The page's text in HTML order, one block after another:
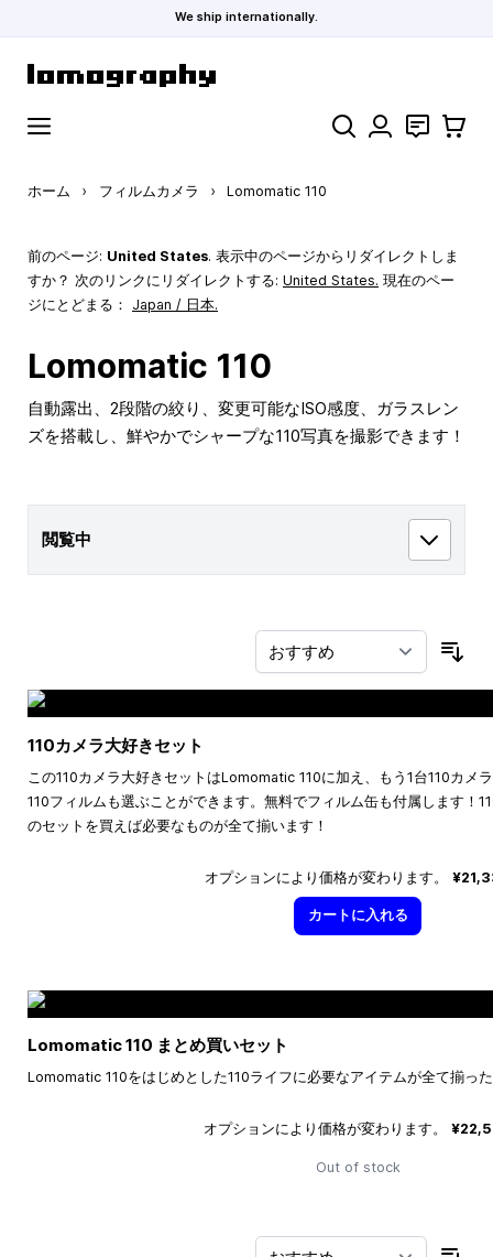
We ship internationally.
検索 お問い合わ
カート
ホーム › フィルムカメラ › Lomomatic 110
前のページ: United States. 表示中のページからリダイレクトしま
すか？ 次のリンクにリダイレクトする: United States. 現在のペー
ジにとどまる： Japan / 日本.
Lomomatic 110
自動露出、2段階の絞り、変更可能なISO感度、ガラスレン
ズを搭載し、鮮やかでシャープな110写真を撮影できます！
閲覧中
110カメラ大好きセット
この110カメラ大好きセットはLomomatic 110に加え、もう1台110カメ
110フィルムも選ぶことができます。無料でフィルム缶も付属します！
のセットを買えば必要なものが全て揃います！
オプションにより価格が変わります。
カートに入れる
Lomomatic 110 まとめ買いセット
Lomomatic 110をはじめとした110ライフに必要なアイテムが全て揃っ
オプションにより価格が変わります。
Out of stock